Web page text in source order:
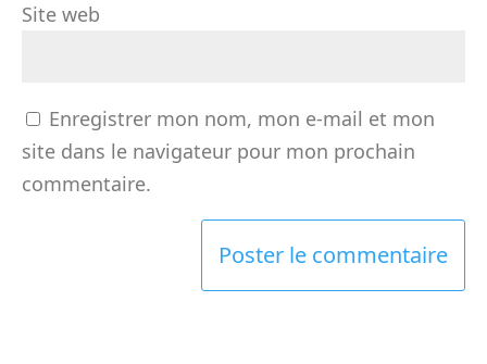
Site web
Enregistrer mon nom, mon e-mail et mon
site dans le navigateur pour mon prochain
commentaire.